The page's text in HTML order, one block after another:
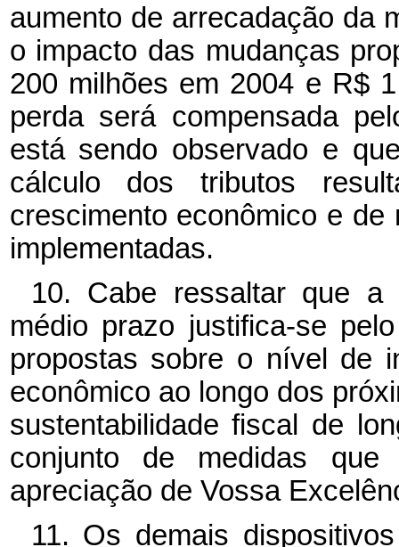
aumento de arrecadação da
o impacto das mudanças
200 milhões em 2004 e R$
perda será compensada
está sendo observado e
cálculo dos tributos
crescimento econômico e
implementadas.
10. Cabe ressaltar que
médio prazo justifica-se
propostas sobre o nível de
econômico ao longo dos
sustentabilidade fiscal de
conjunto de medidas que
apreciação de Vossa
11. Os demais